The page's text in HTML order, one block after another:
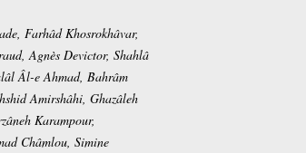
Farhâd Khosrokhâvar,
Agnès Devictor, Shahlâ
Âl-e Ahmad, Bahrâm
Amirshâhi, Ghazâleh
Karampour,
Châmlou, Simine